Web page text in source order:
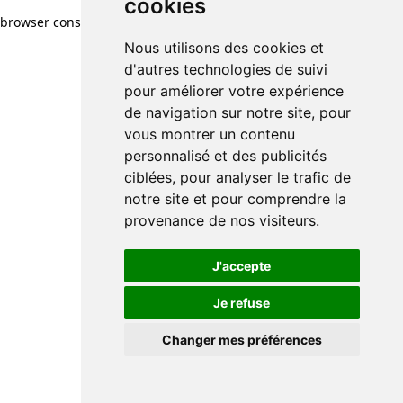
cookies
Nous utilisons des cookies et
d'autres technologies de suivi
pour améliorer votre expérience
de navigation sur notre site, pour
vous montrer un contenu
personnalisé et des publicités
ciblées, pour analyser le trafic de
notre site et pour comprendre la
provenance de nos visiteurs.
J'accepte
Je refuse
Changer mes préférences
browser console for more information)